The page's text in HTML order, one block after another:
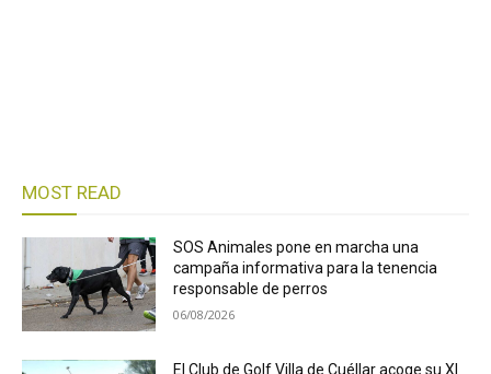
MOST READ
SOS Animales pone en marcha una
campaña informativa para la tenencia
responsable de perros
06/08/2026
El Club de Golf Villa de Cuéllar acoge su XI